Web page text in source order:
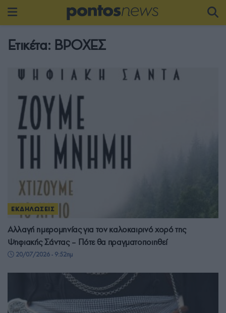
Ετικέτα: ΒΡΟΧΕΣ
ΕΚΔΗΛΩΣΕΙΣ
Αλλαγή ημερομηνίας για τον καλοκαιρινό χορό της
Ψηφιακής Σάντας – Πότε θα πραγματοποιηθεί
20/07/2026 - 9:52πμ